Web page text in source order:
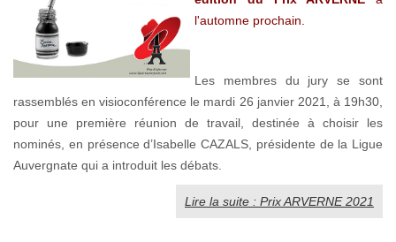
l'automne prochain.
Les membres du jury se sont
rassemblés en visioconférence le mardi 26 janvier 2021, à 19h30,
pour une première réunion de travail, destinée à choisir les
nominés, en présence d’Isabelle CAZALS, présidente de la Ligue
Auvergnate qui a introduit les débats.
Lire la suite : Prix ARVERNE 2021